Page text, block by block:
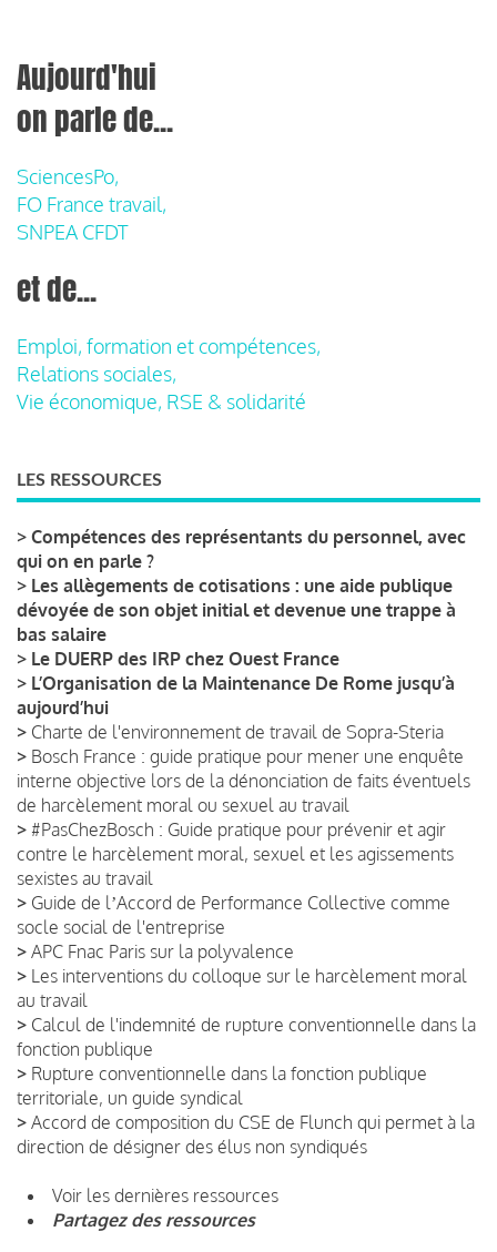
Aujourd'hui
on parle de...
SciencesPo,
FO France travail,
SNPEA CFDT
et de...
Emploi, formation et compétences,
Relations sociales,
Vie économique, RSE & solidarité
LES RESSOURCES
> Compétences des représentants du personnel, avec
qui on en parle ?
> Les allègements de cotisations : une aide publique
dévoyée de son objet initial et devenue une trappe à
bas salaire
> Le DUERP des IRP chez Ouest France
> L’Organisation de la Maintenance De Rome jusqu’à
aujourd’hui
> Charte de l'environnement de travail de Sopra-Steria
> Bosch France : guide pratique pour mener une enquête
interne objective lors de la dénonciation de faits éventuels
de harcèlement moral ou sexuel au travail
> #PasChezBosch : Guide pratique pour prévenir et agir
contre le harcèlement moral, sexuel et les agissements
sexistes au travail
> Guide de lʼAccord de Performance Collective comme
socle social de l'entreprise
> APC Fnac Paris sur la polyvalence
> Les interventions du colloque sur le harcèlement moral
au travail
> Calcul de l'indemnité de rupture conventionnelle dans la
fonction publique
> Rupture conventionnelle dans la fonction publique
territoriale, un guide syndical
> Accord de composition du CSE de Flunch qui permet à la
direction de désigner des élus non syndiqués
Voir les dernières ressources
Partagez des ressources